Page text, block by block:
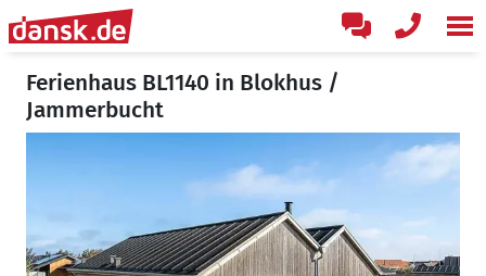
Ferienhaus BL1140 in Blokhus /
Jammerbucht